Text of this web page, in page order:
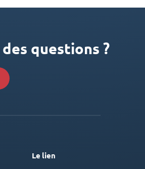
questions ?
Le lien